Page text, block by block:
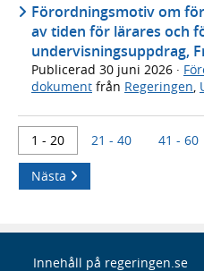
Förordningsmotiv om
av tiden för lärares och
undervisningsuppdrag,
Publicerad 30 juni 2026 ·
dokument från Regeringen
1 - 20 21 - 40 41 - 60
Nästa
Innehåll på regeringen.se